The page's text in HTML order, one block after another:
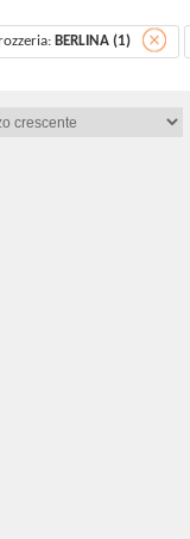
BERLINA (1)